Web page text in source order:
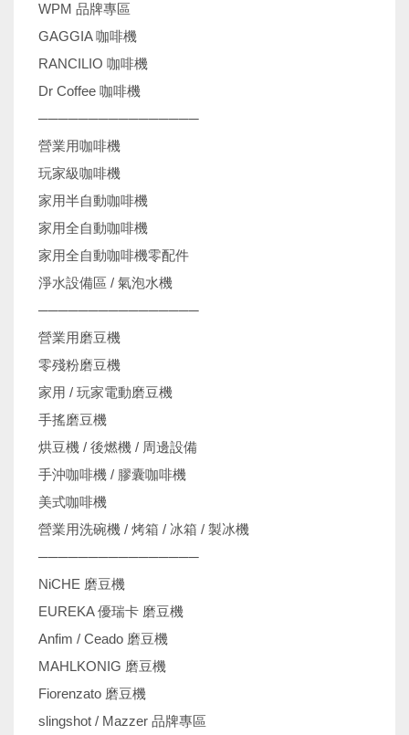
WPM 品牌專區
GAGGIA 咖啡機
RANCILIO 咖啡機
Dr Coffee 咖啡機
────────────────
營業用咖啡機
玩家級咖啡機
家用半自動咖啡機
家用全自動咖啡機
家用全自動咖啡機零配件
淨水設備區 / 氣泡水機
────────────────
營業用磨豆機
零殘粉磨豆機
家用 / 玩家電動磨豆機
手搖磨豆機
烘豆機 / 後燃機 / 周邊設備
手沖咖啡機 / 膠囊咖啡機
美式咖啡機
營業用洗碗機 / 烤箱 / 冰箱 / 製冰機
────────────────
NiCHE 磨豆機
EUREKA 優瑞卡 磨豆機
Anfim / Ceado 磨豆機
MAHLKONIG 磨豆機
Fiorenzato 磨豆機
slingshot / Mazzer 品牌專區